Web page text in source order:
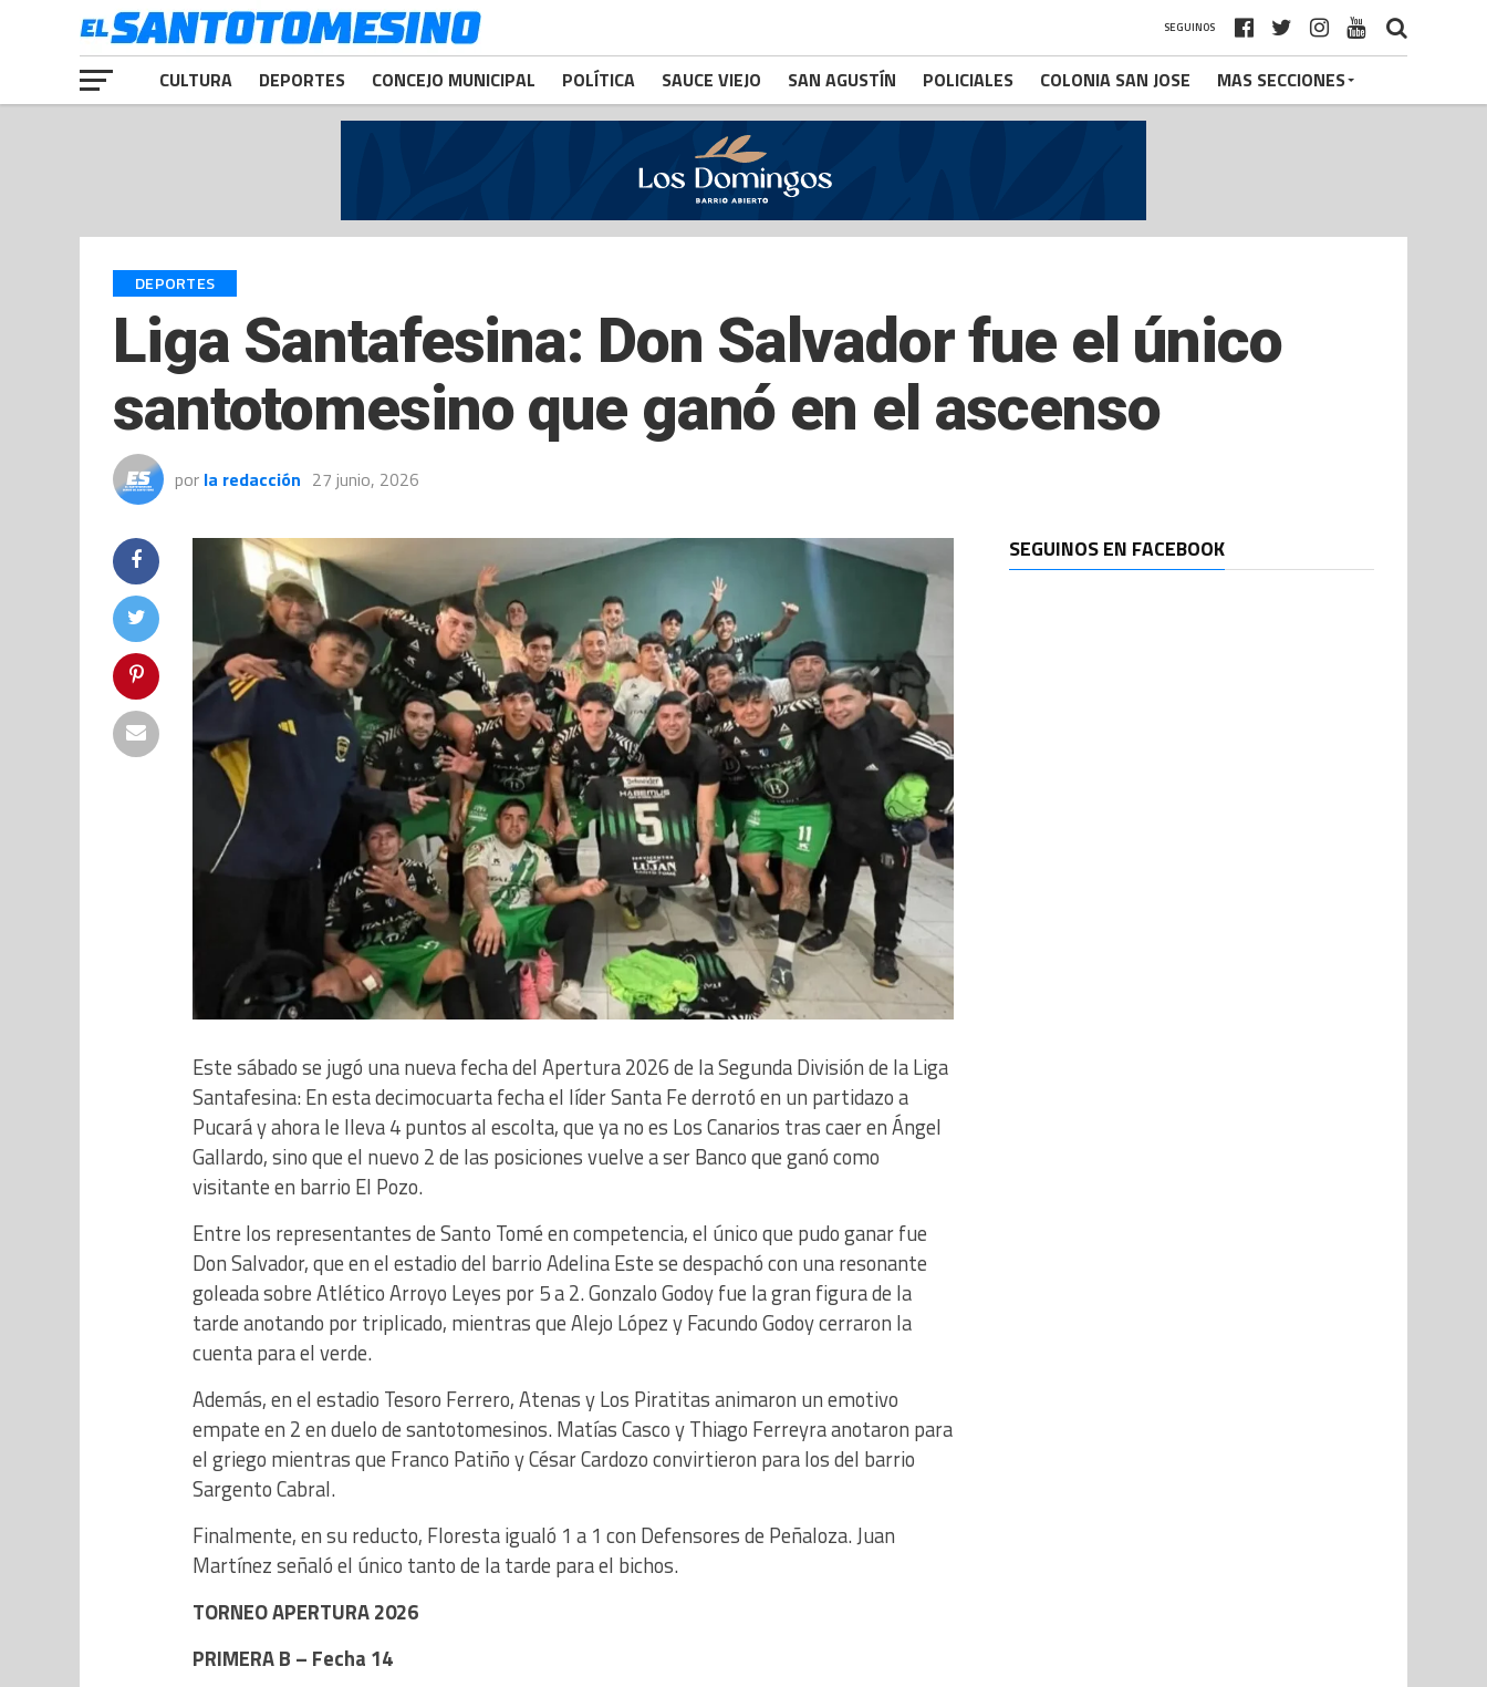
SEGUINOS
CULTURA DEPORTES CONCEJO MUNICIPAL POLÍTICA SAUCE VIEJO SAN AGUSTÍN POLICIALES COLONIA SAN JOSE MAS SECCIONES
DEPORTES
Liga Santafesina: Don Salvador fue el único
santotomesino que ganó en el ascenso
por la redacción 27 junio, 2026
Este sábado se jugó una nueva fecha del Apertura 2026 de la Segunda División de la Liga
Santafesina: En esta decimocuarta fecha el líder Santa Fe derrotó en un partidazo a
Pucará y ahora le lleva 4 puntos al escolta, que ya no es Los Canarios tras caer en Ángel
Gallardo, sino que el nuevo 2 de las posiciones vuelve a ser Banco que ganó como
visitante en barrio El Pozo.
Entre los representantes de Santo Tomé en competencia, el único que pudo ganar fue
Don Salvador, que en el estadio del barrio Adelina Este se despachó con una resonante
goleada sobre Atlético Arroyo Leyes por 5 a 2. Gonzalo Godoy fue la gran figura de la
tarde anotando por triplicado, mientras que Alejo López y Facundo Godoy cerraron la
cuenta para el verde.
Además, en el estadio Tesoro Ferrero, Atenas y Los Piratitas animaron un emotivo
empate en 2 en duelo de santotomesinos. Matías Casco y Thiago Ferreyra anotaron para
el griego mientras que Franco Patiño y César Cardozo convirtieron para los del barrio
Sargento Cabral.
Finalmente, en su reducto, Floresta igualó 1 a 1 con Defensores de Peñaloza. Juan
Martínez señaló el único tanto de la tarde para el bichos.
TORNEO APERTURA 2026
PRIMERA B – Fecha 14
SEGUINOS EN FACEBOOK